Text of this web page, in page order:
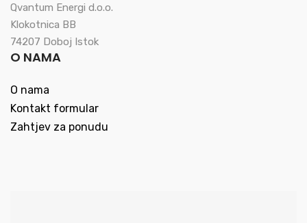
Qvantum Energi d.o.o.
Klokotnica BB
74207 Doboj Istok
O NAMA
O nama
Kontakt formular
Zahtjev za ponudu